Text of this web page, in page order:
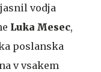
vodja
Luka Mesec,
poslanska
v vsakem